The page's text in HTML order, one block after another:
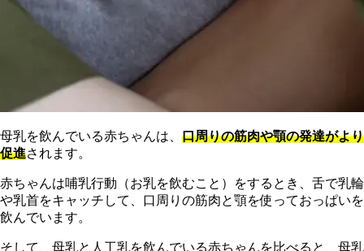
母乳を飲んでいる赤ちゃんは、 口周りの筋肉や顎の発達がより
促進されます。
赤ちゃんは哺乳行動（お乳を飲むこと）をするとき、舌で乳輪
や乳首をキャッチして、口周りの筋肉と顎を使っておっぱいを
飲んでいます。
そして、母乳と人工乳を飲んでいる赤ちゃんを比べると、母乳